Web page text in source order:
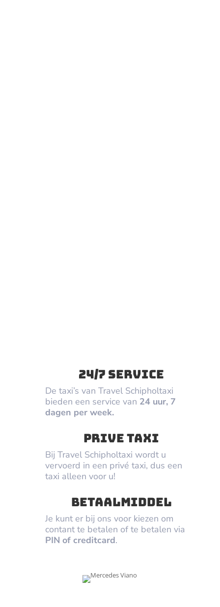
24/7 Service
De taxi’s van Travel Schipholtaxi
bieden een service van 24 uur, 7
dagen per week.
Prive taxi
Bij Travel Schipholtaxi wordt u
vervoerd in een privé taxi, dus een
taxi alleen voor u!
betaalmiddel
Je kunt er bij ons voor kiezen om
contant te betalen of te betalen via
PIN of creditcard.